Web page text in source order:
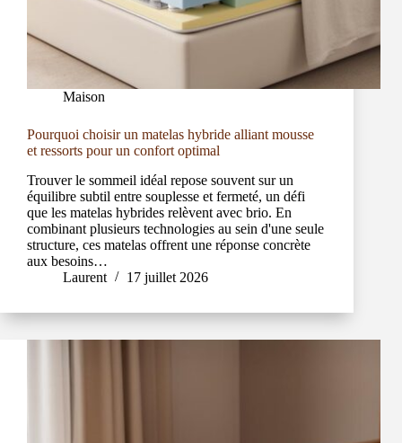
Maison
Pourquoi choisir un matelas hybride alliant mousse
et ressorts pour un confort optimal
Trouver le sommeil idéal repose souvent sur un
équilibre subtil entre souplesse et fermeté, un défi
que les matelas hybrides relèvent avec brio. En
combinant plusieurs technologies au sein d'une seule
structure, ces matelas offrent une réponse concrète
aux besoins…
Laurent
17 juillet 2026